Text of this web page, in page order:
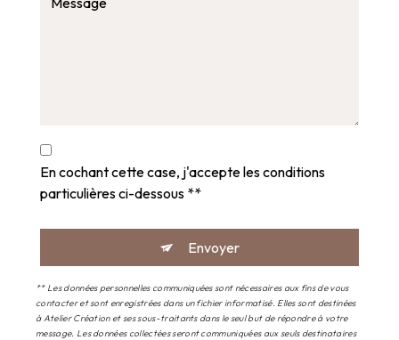
En cochant cette case, j'accepte les conditions
particulières ci-dessous **
Envoyer
** Les données personnelles communiquées sont nécessaires aux fins de vous
contacter et sont enregistrées dans un fichier informatisé. Elles sont destinées
à Atelier Création et ses sous-traitants dans le seul but de répondre à votre
message. Les données collectées seront communiquées aux seuls destinataires